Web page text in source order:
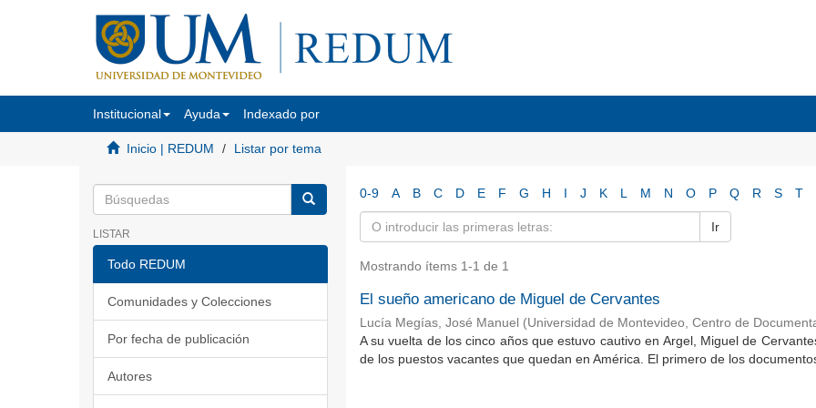
Institucional Ayuda Indexado por
Inicio | REDUM Listar por tema
LISTAR
Todo REDUM
Comunidades y Colecciones
Por fecha de publicación
Autores
0-9 A B C D E F G H I J K L M N O P Q R S T
Ir
Mostrando ítems 1-1 de 1
El sueño americano de Miguel de Cervantes
Lucía Megías, José Manuel (Universidad de Montevideo, Centro de
A su vuelta de los cinco años que estuvo cautivo en Argel, Miguel de
de los puestos vacantes que quedan en América. El primero de los